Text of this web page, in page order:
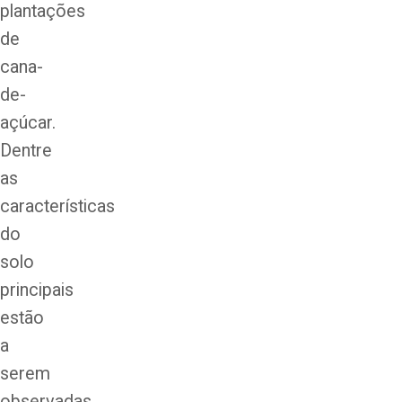
plantações
de
cana-
de-
açúcar.
Dentre
as
características
do
solo
principais
estão
a
serem